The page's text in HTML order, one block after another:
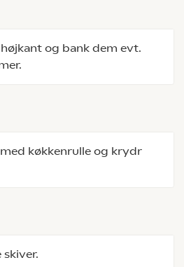
og bank dem evt.
køkkenrulle og krydr